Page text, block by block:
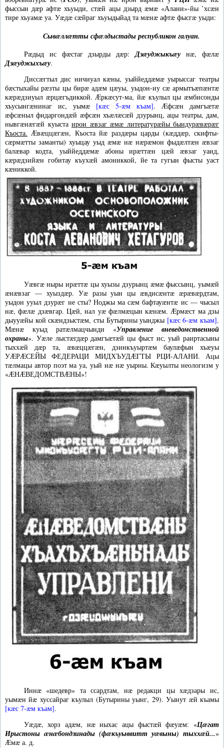
фыссын дæр афтæ хъуыди, стæй ацы дзырд æмæ «Алани»-йы ’хсæн
тире хъуамæ уа. Уæдæ сæйраг хъуыдыйад та мæнæ афтæ фысгæ уыди:
Сывæллæтты сфæлдыстады республикон галуан.
Рæдыд ис фæстаг дзырды дæр:Дзæуджыкъæунæ, фæлæ
Дзæуджыхъæу.
Диссæгтыл дис ничиуал кæны, уыййеддæмæ уырыссаг театры
бæстыхайы рæзты цы бирæ адæм цæуы, уыдон-иу сæ армытъæпæнтæ
кæрæдзиуыл æрцæгъдиккой. Æркæсут-ма, йæ къулыл цы æмбисонды
хъусынгæнинаг ис, уымæ [кæс 5-æм къам]. Æфсæн дамгъæтæ
æфсæныл фидаргондæй æфсæн хъæлæсæй дзурынц, ацы театры, дам,
нывгæнæгæй куыста ирон æвзаг æмæ литературæйы бындурæвæрæг
Къоста. Æвæццæгæн, Къоста йæ раздæры царды (кæддæр, скифты-
сæрмæтты заманты) хуыцау уыд æмæ нæ нæрæмон фыдæлтæн æвзаг
балæвар кодта, уыййеддæмæ абоны ирæттæн цæй æвзаг уаид,
кæрæдзийæн гобитау къухæй амониккой, йе та гугын фысты уаст
кæниккой.
Уæвгæ ныры ирæттæ цы хуызы дзурынц æмæ фыссынц, уымæй
æнæвзаг — хуыздæр. Уæ разы уын цы æвдисæнтæ æрæвæрдтам,
уыдон ууыл дзурæг не сты? Ноджы ма сæм бафтауæнтæ ис — чысыл
нæ, фæлæ дзæвгар. Цæй, нал уæ фæлмæцын кæнæм. Æрмæст ма дзы
дыууæйы кой скæндзыстæм, сты Бутырины уынджы [кæс 6-æм къам].
Мæнæ куыд ратæлмацчынди «Управление вневедомственной
охраны». Уæле лыстæгдæр дамгъæтæй цы фыст ис, уый раиртасыны
тыххæй дæр та, æвæццæгæн, дзинкъуыртæм баулæфын хъæуы
УÆРÆСЕЙЫ ФЕДЕРАЦИ МИДХЪУДÆГТЫ РЦИ-АЛАНИ. Ацы
тæлмацы автор поэт ма уа, уый нæ нæ уырны. Кæуылты неологизм у
«ÆНÆВЕДОМСТВÆНЫ»!
Иннæ «шедевр» та ссардтам, нæ редакци цы хæдзары ис,
уымæн йæ хуссайраг къулыл (Бутырины уынг, 29). Уынут æй къамы
[кæс 7-æм къам].
Уæдæ, хорз адæм, нæ ныхас ацы фыстæй фæуæм: «Цæгат
Ирыстоны æнæбондзинады (фæкъуыввитт уæвыны) тыххæй...»
Æмæ а. д.